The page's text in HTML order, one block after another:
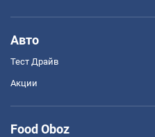
Авто
Тест Драйв
Акции
Food Oboz